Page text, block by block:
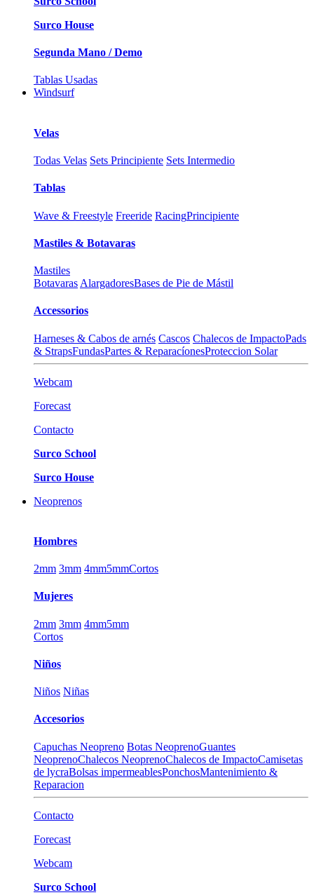
Surco House
Segunda Mano / Demo
Tablas Usadas
Windsurf
Velas
Todas Velas Sets Principiente Sets Intermedio
Tablas
Wave & Freestyle Freeride RacingPrincipiente
Mastiles & Botavaras
Mastiles
Botavaras AlargadoresBases de Pie de Mástil
Accessorios
Harneses & Cabos de arnés Cascos Chalecos de ImpactoPads
& StrapsFundasPartes & ReparacíonesProteccion Solar
Webcam
Forecast
Contacto
Surco School
Surco House
Neoprenos
Hombres
2mm 3mm 4mm5mmCortos
Mujeres
2mm 3mm 4mm5mm
Cortos
Niños
Niños Niñas
Accesorios
Capuchas Neopreno Botas NeoprenoGuantes
NeoprenoChalecos NeoprenoChalecos de ImpactoCamisetas
de lycraBolsas impermeablesPonchosMantenimiento &
Reparacion
Contacto
Forecast
Webcam
Surco School